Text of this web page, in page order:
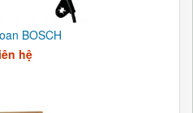
BOSCH
hệ